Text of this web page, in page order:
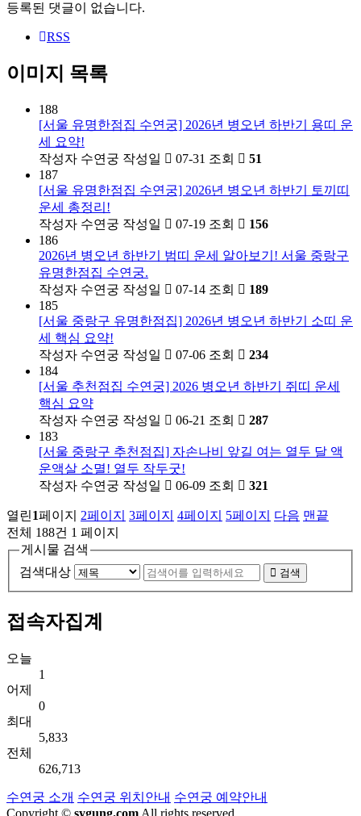
등록된 댓글이 없습니다.
RSS
이미지 목록
188
[서울 유명한점집 수연궁] 2026년 병오년 하반기 용띠 운
세 요약!
작성자 수연궁 작성일 07-31 조회
51
187
[서울 유명한점집 수연궁] 2026년 병오년 하반기 토끼띠
운세 총정리!
작성자 수연궁 작성일 07-19 조회
156
186
2026년 병오년 하반기 범띠 운세 알아보기! 서울 중랑구
유명한점집 수연궁.
작성자 수연궁 작성일 07-14 조회
189
185
[서울 중랑구 유명한점집] 2026년 병오년 하반기 소띠 운
세 핵심 요약!
작성자 수연궁 작성일 07-06 조회
234
184
[서울 추천점집 수연궁] 2026 병오년 하반기 쥐띠 운세
핵심 요약
작성자 수연궁 작성일 06-21 조회
287
183
[서울 중랑구 추천점집] 자손나비 앞길 여는 열두 달 액
운액살 소멸! 열두 작두굿!
작성자 수연궁 작성일 06-09 조회 321
열린1페이지 2페이지 3페이지 4페이지 5페이지 다음 맨끝
전체 188건 1 페이지
게시물 검색
검색대상
검색
접속자집계
오늘
1
어제
0
최대
5,833
전체
626,713
수연궁 소개 수연궁 위치안내 수연궁 예약안내
Copyright © sygung.com All rights reserved.